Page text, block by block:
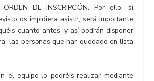
DE INSCRIPCIÓN. Por ello, si
os impidiera asistir, será importante
cuanto antes, y así podrán disponer
las personas que han quedado en lista
el equipo lo podréis realizar mediante